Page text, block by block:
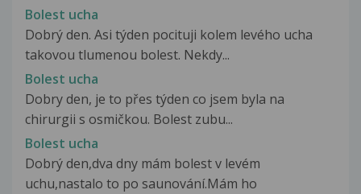
Bolest ucha
Dobrý den. Asi týden pocituji kolem levého ucha
takovou tlumenou bolest. Nekdy...
Bolest ucha
Dobry den, je to přes týden co jsem byla na
chirurgii s osmičkou. Bolest zubu...
Bolest ucha
Dobrý den,dva dny mám bolest v levém
uchu,nastalo to po saunování.Mám ho